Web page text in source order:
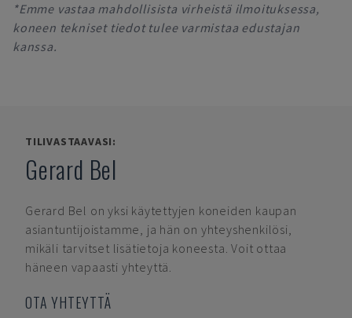
*Emme vastaa mahdollisista virheistä ilmoituksessa,
koneen tekniset tiedot tulee varmistaa edustajan
kanssa.
TILIVASTAAVASI:
Gerard Bel
Gerard Bel on yksi käytettyjen koneiden kaupan
asiantuntijoistamme, ja hän on yhteyshenkilösi,
mikäli tarvitset lisätietoja koneesta. Voit ottaa
häneen vapaasti yhteyttä.
OTA YHTEYTTÄ